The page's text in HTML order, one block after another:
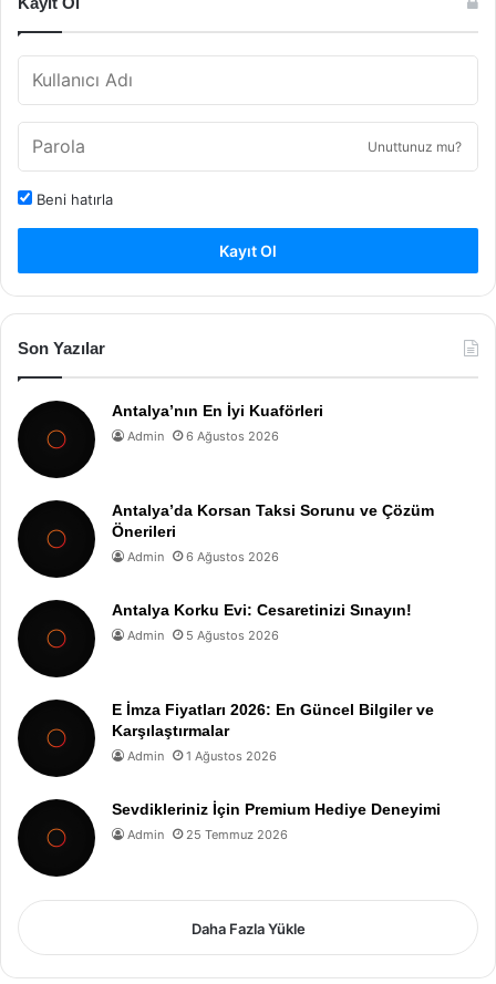
Unuttunuz mu?
Beni hatırla
Kayıt Ol
Son Yazılar
Antalya’nın En İyi Kuaförleri
Admin 6 Ağustos 2026
Antalya’da Korsan Taksi Sorunu ve Çözüm
Önerileri
Admin 6 Ağustos 2026
Antalya Korku Evi: Cesaretinizi Sınayın!
Admin 5 Ağustos 2026
E İmza Fiyatları 2026: En Güncel Bilgiler ve
Karşılaştırmalar
Admin 1 Ağustos 2026
Sevdikleriniz İçin Premium Hediye Deneyimi
Admin 25 Temmuz 2026
Daha Fazla Yükle